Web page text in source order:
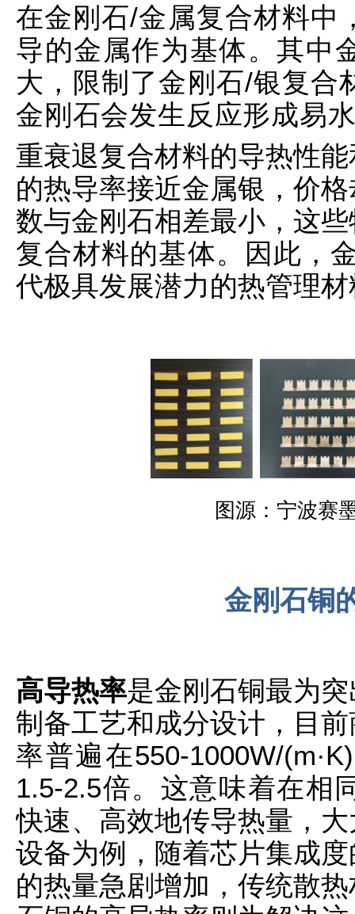
在金刚石/金属复合材料中
导的金属作为基体。其中
大，限制了金刚石/银复合
金刚石会发生反应形成易
重衰退复合材料的导热性
的热导率接近金属银，价
数与金刚石相差最小，这
复合材料的基体。因此，
代极具发展潜力的热管理
图源：宁波赛
金刚石铜
高导热率是金刚石铜最为
制备工艺和成分设计，目
率普遍在550-1000W/
1.5-2.5倍。这意味着在相
快速、高效地传导热量，
设备为例，随着芯片集成
的热量急剧增加，传统散